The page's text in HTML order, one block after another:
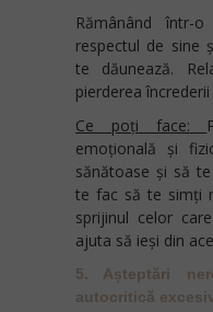
Rămânând într-
respectul de sine
te dăunează.
pierderea
Ce poți face:
emoțională și
sănătoase și să
te fac să te simți
sprijinul celor
ajuta să ieși din
5. Așteptări
autocritică